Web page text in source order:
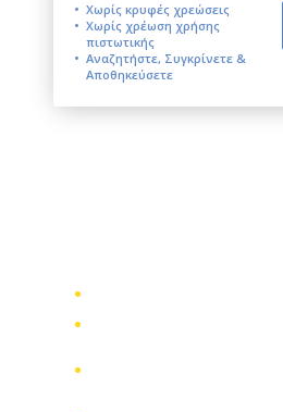
Χωρίς κρυφές χρεώσεις
Χωρίς χρέωση χρήσης
πιστωτικής
Αναζητήστε, Συγκρίνετε &
Αποθηκεύσετε